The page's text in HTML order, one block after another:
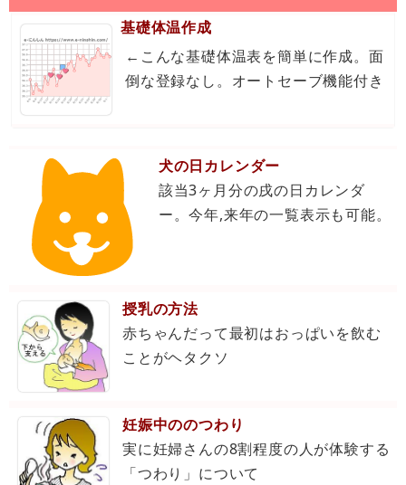
基礎体温作成
←こんな基礎体温表を簡単に作成。面
倒な登録なし。オートセーブ機能付き
犬の日カレンダー
該当3ヶ月分の戌の日カレンダ
ー。今年,来年の一覧表示も可能。
授乳の方法
赤ちゃんだって最初はおっぱいを飲む
ことがヘタクソ
妊娠中ののつわり
実に妊婦さんの8割程度の人が体験する
「つわり」について